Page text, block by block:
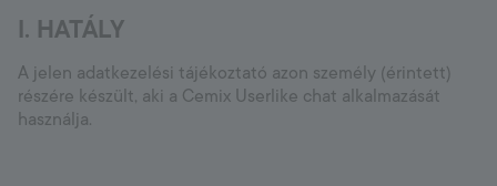
I. HATÁLY
A jelen adatkezelési tájékoztató azon személy (érintett)
részére készült, aki a Cemix Userlike chat alkalmazását
használja.